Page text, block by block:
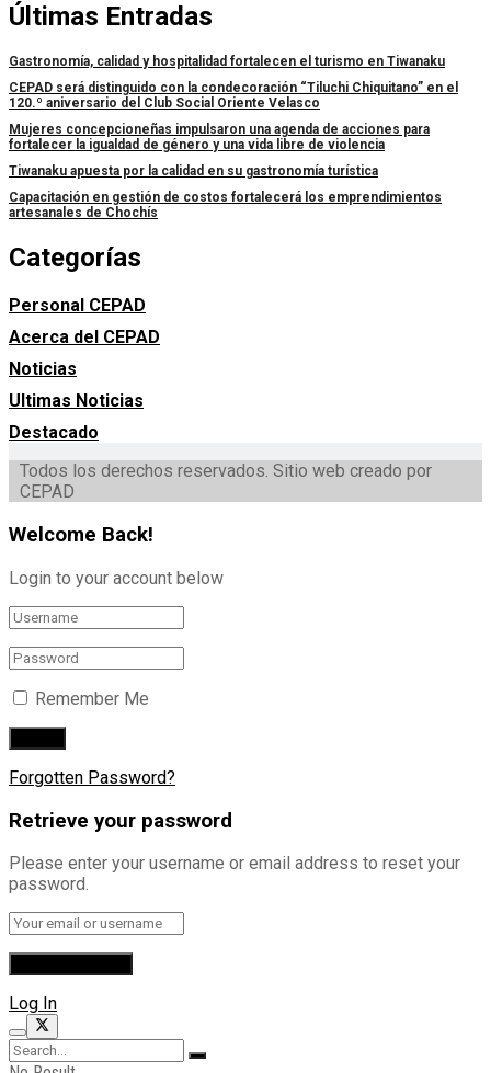
Últimas Entradas
Gastronomía, calidad y hospitalidad fortalecen el turismo en Tiwanaku
CEPAD será distinguido con la condecoración “Tiluchi Chiquitano” en el
120.º aniversario del Club Social Oriente Velasco
Mujeres concepcioneñas impulsaron una agenda de acciones para
fortalecer la igualdad de género y una vida libre de violencia
Tiwanaku apuesta por la calidad en su gastronomía turística
Capacitación en gestión de costos fortalecerá los emprendimientos
artesanales de Chochís
Categorías
Personal CEPAD
Acerca del CEPAD
Noticias
Ultimas Noticias
Destacado
Todos los derechos reservados. Sitio web creado por
CEPAD
Welcome Back!
Login to your account below
Remember Me
Forgotten Password?
Retrieve your password
Please enter your username or email address to reset your
password.
Log In